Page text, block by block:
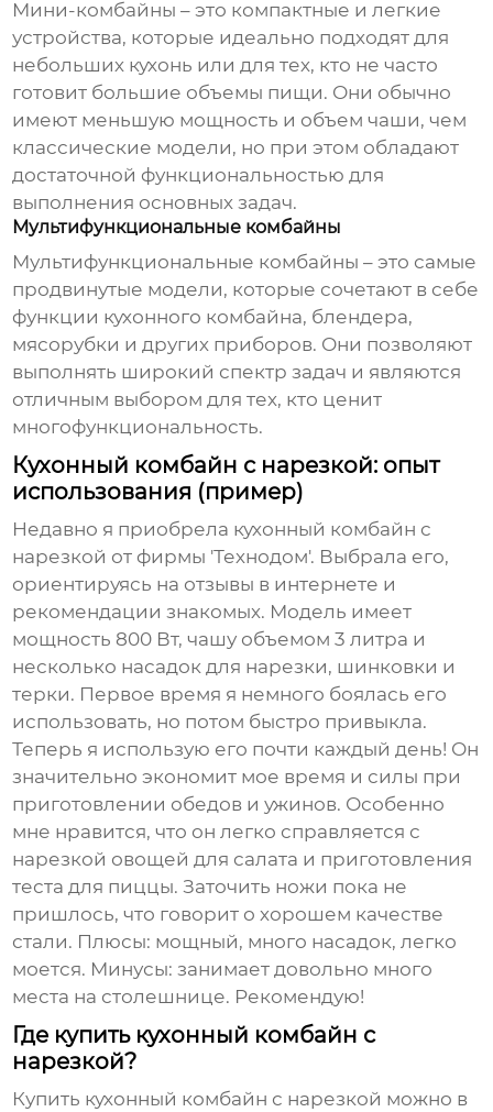
Мини-комбайны – это компактные и легкие
устройства, которые идеально подходят для
небольших кухонь или для тех, кто не часто
готовит большие объемы пищи. Они обычно
имеют меньшую мощность и объем чаши, чем
классические модели, но при этом обладают
достаточной функциональностью для
выполнения основных задач.
Мультифункциональные комбайны
Мультифункциональные комбайны – это самые
продвинутые модели, которые сочетают в себе
функции кухонного комбайна, блендера,
мясорубки и других приборов. Они позволяют
выполнять широкий спектр задач и являются
отличным выбором для тех, кто ценит
многофункциональность.
Кухонный комбайн с нарезкой: опыт
использования (пример)
Недавно я приобрела кухонный комбайн с
нарезкой от фирмы 'Технодом'. Выбрала его,
ориентируясь на отзывы в интернете и
рекомендации знакомых. Модель имеет
мощность 800 Вт, чашу объемом 3 литра и
несколько насадок для нарезки, шинковки и
терки. Первое время я немного боялась его
использовать, но потом быстро привыкла.
Теперь я использую его почти каждый день! Он
значительно экономит мое время и силы при
приготовлении обедов и ужинов. Особенно
мне нравится, что он легко справляется с
нарезкой овощей для салата и приготовления
теста для пиццы. Заточить ножи пока не
пришлось, что говорит о хорошем качестве
стали. Плюсы: мощный, много насадок, легко
моется. Минусы: занимает довольно много
места на столешнице. Рекомендую!
Где купить кухонный комбайн с
нарезкой?
Купить кухонный комбайн с нарезкой можно в